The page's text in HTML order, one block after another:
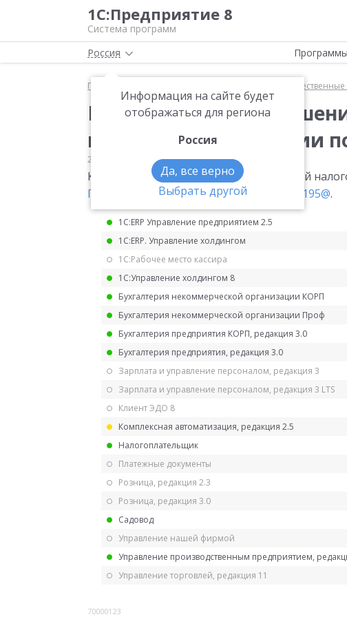
1С:Предприятие 8
Система программ
Россия
Информация на сайте будет
отображаться для региона
Россия
Да, все верно
Выбрать другой
Главная
Контрольные
налоговой декларации
26.10.2022 Имущественные налоги
Контрольные соотношения показателей
Письмо ФНС от 21.10.2022 № БС-4-21/14195@.
1С:ERP Управление предприятием 2.5
1С:ERP. Управление холдингом
1С:Рабочее место кассира
1С:Управление холдингом 8
Бухгалтерия некоммерческой организации КОРП
Бухгалтерия некоммерческой организации Проф
Бухгалтерия предприятия КОРП, редакция 3.0
Бухгалтерия предприятия, редакция 3.0
Зарплата и управление персоналом, редакция 3
Зарплата и управление персоналом, редакция 3 LTS
Клиент ЭДО 8
Комплексная автоматизация, редакция 2.5
Налогоплательщик
Платежные документы
Розница, редакция 2.3
Розница, редакция 3.0
Садовод
Управление нашей фирмой
Управление производственным предприятием,
Управление торговлей, редакция 11
70000123